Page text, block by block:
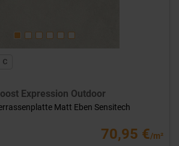
Expression Outdoor
Matt Eben Sensitech
70,95 €/m²